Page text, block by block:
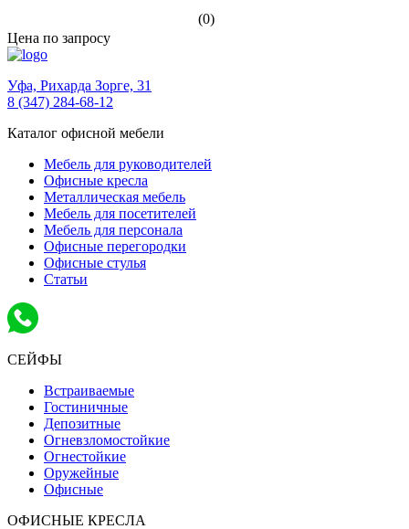
(0)
Цена по запросу
Уфа, Рихарда Зорге, 31
8 (347) 284-68-12
Каталог офисной мебели
Мебель для руководителей
Офисные кресла
Металлическая мебель
Мебель для посетителей
Мебель для персонала
Офисные перегородки
Офисные стулья
Статьи
СЕЙФЫ
Встраиваемые
Гостиничные
Депозитные
Огневзломостойкие
Огнестойкие
Оружейные
Офисные
ОФИСНЫЕ КРЕСЛА